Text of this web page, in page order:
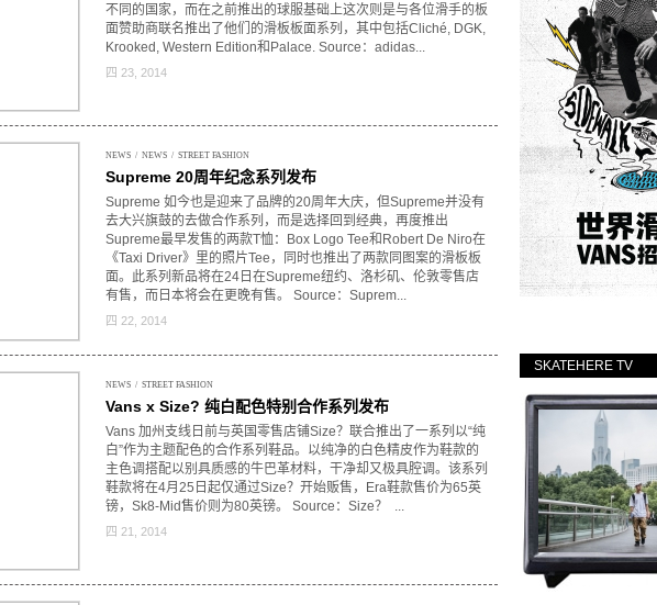
不同的国家，而在之前推出的球服基础上这次则是与各位滑手的板
面赞助商联名推出了他们的滑板板面系列，其中包括Cliché, DGK,
Krooked, Western Edition和Palace. Source： adidas...
四 23, 2014
NEWS / NEWS / STREET FASHION
Supreme 20周年纪念系列发布
Supreme 如今也是迎来了品牌的20周年大庆，但Supreme并没有
去大兴旗鼓的去做合作系列，而是选择回到经典，再度推出
Supreme最早发售的两款T恤：Box Logo Tee和Robert De Niro在
《Taxi Driver》里的照片Tee，同时也推出了两款同图案的滑板板
面。此系列新品将在24日在Supreme纽约、洛杉矶、伦敦零售店
有售，而日本将会在更晚有售。 Source： Suprem...
四 22, 2014
NEWS / STREET FASHION
Vans x Size? 纯白配色特别合作系列发布
Vans 加州支线日前与英国零售店铺Size？联合推出了一系列以“纯
白”作为主题配色的合作系列鞋品。以纯净的白色精皮作为鞋款的
主色调搭配以别具质感的牛巴革材料，干净却又极具腔调。该系列
鞋款将在4月25日起仅通过Size？开始贩售，Era鞋款售价为65英
镑，Sk8-Mid售价则为80英镑。 Source： Size？ ...
四 21, 2014
SKATEHERE TV